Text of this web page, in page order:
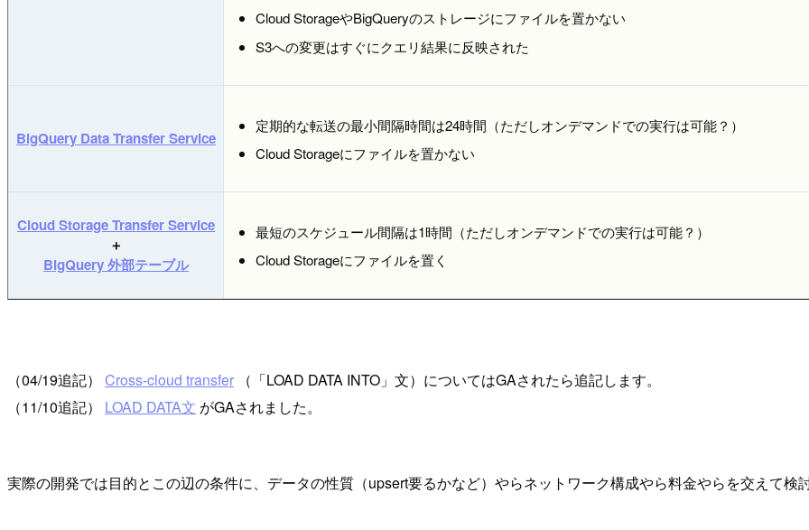
Cloud StorageやBigQueryのストレージにファイルを置かない
S3への変更はすぐにクエリ結果に反映された
BigQuery Data Transfer Service
定期的な転送の最小間隔時間は24時間（ただしオンデマンドでの実行は可能？）
Cloud Storageにファイルを置かない
Cloud Storage Transfer Service
＋
BigQuery 外部テーブル
最短のスケジュール間隔は1時間（ただしオンデマンドでの実行は可能？）
Cloud Storageにファイルを置く
（04/19追記） Cross-cloud transfer （「LOAD DATA INTO」文）についてはGAされたら追記します。
（11/10追記） LOAD DATA文 がGAされました。
実際の開発では目的とこの辺の条件に、データの性質（upsert要るかなど）やらネットワーク構成やら料金やらを交えて